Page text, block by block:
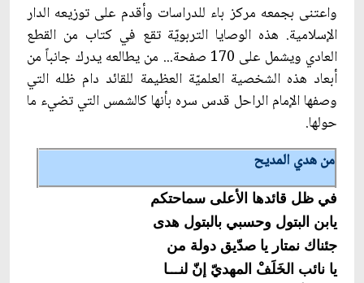
واعتنى بجمعه مركز باء للدراسات وأقدم على توزيعه الدار
الإسلامية. هذه الوصايا التربويّة تقع في كتاب من القطع
العادي ويشمل على 170 صفحة... من يطالعه يدرك جانباً من
أبعاد هذه الشخصية العلميّة العظيمة للقائد دام ظله التي
وصفها الإمام الراحل قدس سره بأنها كالشمس التي تضي‏ء ما
حولها.
من هدي المديح
في ظل قائدها الأعلى سماحتكم‏
يابن البتول وحسبي بالبتول هدى
جئناك نمتار يا صدّيق دولة من‏
يا نائب الخَلَفْ المهديّ إنّ لنـــا